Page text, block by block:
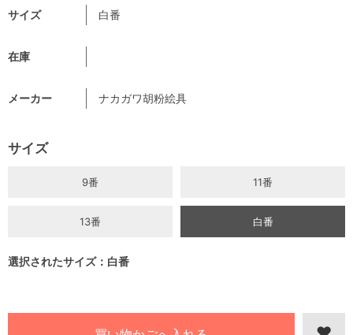
サイズ 白番
在庫
メーカー ナカガワ胡粉絵具
サイズ
9番 11番
13番 白番
選択されたサイズ：白番